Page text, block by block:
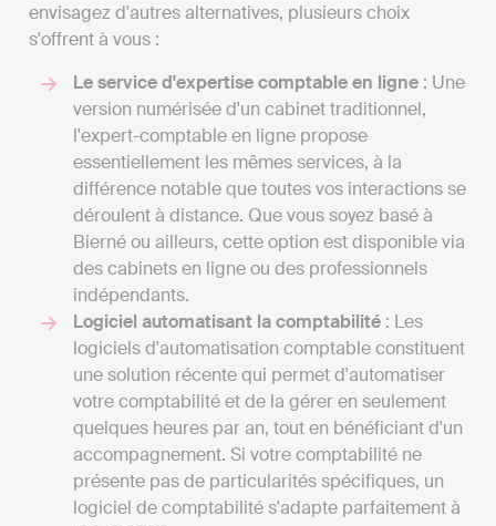
envisagez d'autres alternatives, plusieurs choix
s'offrent à vous :
Le service d'expertise comptable en ligne : Une
version numérisée d'un cabinet traditionnel,
l'expert-comptable en ligne propose
essentiellement les mêmes services, à la
différence notable que toutes vos interactions se
déroulent à distance. Que vous soyez basé à
Bierné ou ailleurs, cette option est disponible via
des cabinets en ligne ou des professionnels
indépendants.
Logiciel automatisant la comptabilité : Les
logiciels d'automatisation comptable constituent
une solution récente qui permet d'automatiser
votre comptabilité et de la gérer en seulement
quelques heures par an, tout en bénéficiant d'un
accompagnement. Si votre comptabilité ne
présente pas de particularités spécifiques, un
logiciel de comptabilité s'adapte parfaitement à